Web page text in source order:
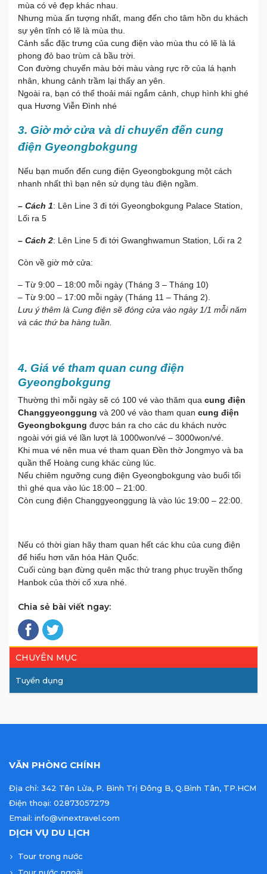
mùa có vẻ đẹp khác nhau.
Nhưng mùa ấn tượng nhất, mang đến cho tâm hồn du khách
sự yên tĩnh có lẽ là mùa thu.
Cảnh sắc đặc trưng của cung điện vào mùa thu có lẽ là lá
phong đỏ bao trùm cả bầu trời.
Con đường chuyển màu bởi màu vàng rực rỡ của lá hạnh
nhân, khung cảnh trầm lại thấy an yên.
Ngoài ra, bạn có thể thoải mái ngắm cảnh, chụp hình khi ghé
qua Hương Viễn Đình nhé
3. Giờ mở cửa và di chuyển đến cung
điện Gyeongbokgung
Nếu bạn muốn đến cung điện Gyeongbokgung một cách
nhanh nhất thì bạn nên sử dụng tàu điện ngầm.
– Cách 1: Lên Line 3 đi tới Gyeongbokgung Palace Station,
Lối ra 5
– Cách 2: Lên Line 5 đi tới Gwanghwamun Station, Lối ra 2
Còn về giờ mở cửa:
– Từ 9:00 – 18:00 mỗi ngày (Tháng 3 – Tháng 10)
– Từ 9:00 – 17:00 mỗi ngày (Tháng 11 – Tháng 2).
Lưu ý thêm là Cung điện sẽ đóng cửa vào ngày 1/1 mỗi năm
và các thứ ba hàng tuần.
4. Giá vé tham quan cung điện
Gyeongbokgung
Thường thì mỗi ngày sẽ có 100 vé vào thăm qua cung điện
Changgyeonggung và 200 vé vào tham quan cung điện
Gyeongbokgung được bán ra cho các du khách nước
ngoài với giá vé lần lượt là 1000won/vé – 3000won/vé.
Khi mua vé nên mua vé tham quan Đền thờ Jongmyo và ba
quần thể Hoàng cung khác cùng lúc.
Nếu chiêm ngưỡng cung điện Gyeongbokgung vào buổi tối
thì ghé qua vào lúc 18:00 – 21:00.
Còn cung điện Changgyeonggung là vào lúc 19:00 – 22:00.
Nếu có thời gian hãy tham quan hết các khu của cung điện
để hiểu hơn văn hóa Hàn Quốc.
Cuối cùng bạn đừng quên mặc thử trang phục truyền thống
Hanbok của thời cổ xưa nhé.
Chia sẻ bài viết ngay:
CHUYÊN MỤC
Tuyển dụng
VĂN PHÒNG CHÍNH
Địa chỉ: 342 Tên Lửa, P. Bình Trị Đông B, Q.Bình Tân, TP.HCM
Điện thoại: 02873057279
Email: info@vinextravel.com
DỊCH VỤ DU LỊCH
Tour trong nước